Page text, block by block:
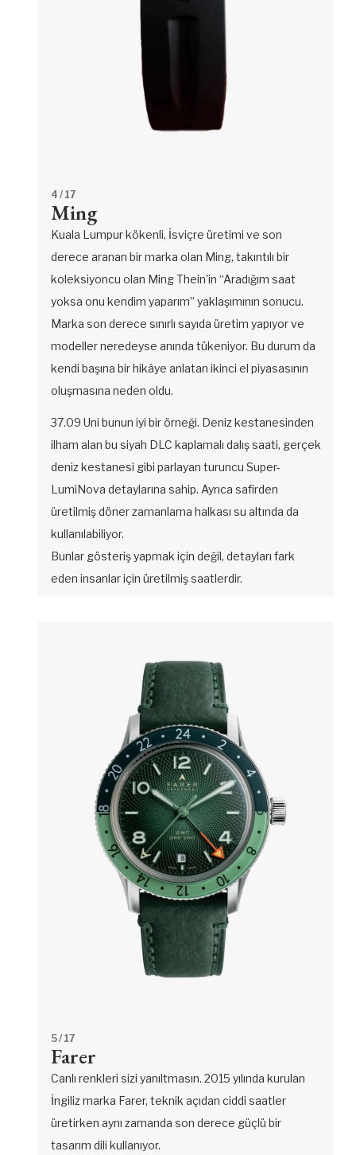
4 / 17
Ming
Kuala Lumpur kökenli, İsviçre üretimi ve son
derece aranan bir marka olan Ming, takıntılı bir
koleksiyoncu olan Ming Thein'in “Aradığım saat
yoksa onu kendim yaparım” yaklaşımının sonucu.
Marka son derece sınırlı sayıda üretim yapıyor ve
modeller neredeyse anında tükeniyor. Bu durum da
kendi başına bir hikâye anlatan ikinci el piyasasının
oluşmasına neden oldu.
37.09 Uni bunun iyi bir örneği. Deniz kestanesinden
ilham alan bu siyah DLC kaplamalı dalış saati, gerçek
deniz kestanesi gibi parlayan turuncu Super-
LumiNova detaylarına sahip. Ayrıca safirden
üretilmiş döner zamanlama halkası su altında da
kullanılabiliyor.
Bunlar gösteriş yapmak için değil, detayları fark
eden insanlar için üretilmiş saatlerdir.
5/ 17
Farer
Canlı renkleri sizi yanıltmasın. 2015 yılında kurulan
İngiliz marka Farer, teknik açıdan ciddi saatler
üretirken aynı zamanda son derece güçlü bir
tasarım dili kullanıyor.